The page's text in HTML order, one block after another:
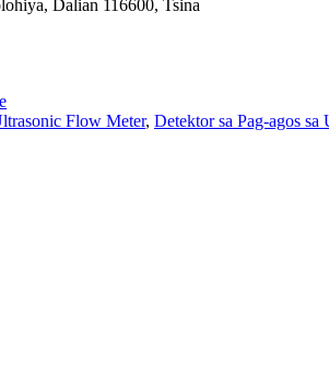
Dalian 116600, Tsina
Flow Meter, Detektor sa Pag-agos